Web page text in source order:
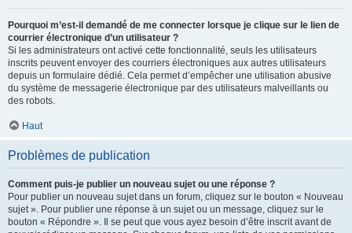
Pourquoi m’est-il demandé de me connecter lorsque je clique sur le lien de
courrier électronique d’un utilisateur ?
Si les administrateurs ont activé cette fonctionnalité, seuls les utilisateurs
inscrits peuvent envoyer des courriers électroniques aux autres utilisateurs
depuis un formulaire dédié. Cela permet d’empêcher une utilisation abusive
du système de messagerie électronique par des utilisateurs malveillants ou
des robots.
Haut
Problèmes de publication
Comment puis-je publier un nouveau sujet ou une réponse ?
Pour publier un nouveau sujet dans un forum, cliquez sur le bouton « Nouveau
sujet ». Pour publier une réponse à un sujet ou un message, cliquez sur le
bouton « Répondre ». Il se peut que vous ayez besoin d’être inscrit avant de